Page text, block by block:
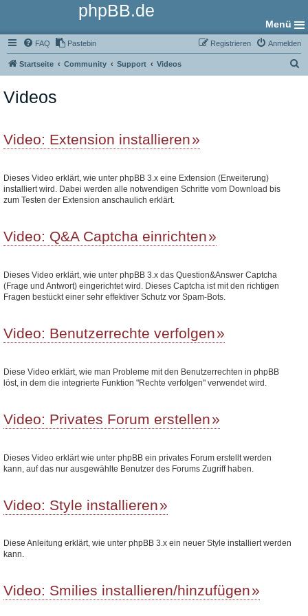
phpBB.de
Menü
FAQ Pastebin Anmelden
Registrieren
Startseite Community Support Videos
Videos
Video: Extension installieren
Dieses Video erklärt, wie unter phpBB 3.x eine Extension (Erweiterung)
installiert wird. Dabei werden alle notwendigen Schritte vom Download bis
zum Testen der Extension anschaulich erklärt.
Video: Q&A Captcha einrichten
Dieses Video erklärt, wie unter phpBB 3.x das Question&Answer Captcha
(Frage und Antwort) eingerichtet wird. Dieses Captcha ist mit den richtigen
Fragen bestückt einer sehr effektiver Schutz vor Spam-Bots.
Video: Benutzerrechte verfolgen
Diese Video erklärt, wie man Probleme mit den Benutzerrechten in phpBB
löst, in dem die integrierte Funktion "Rechte verfolgen" verwendet wird.
Video: Privates Forum erstellen
Dieses Video erklärt wie unter phpBB ein privates Forum erstellt werden
kann, auf das nur ausgewählte Benutzer des Forums Zugriff haben.
Video: Style installieren
Diese Anleitung erklärt, wie unter phpBB 3.x ein neuer Style installiert werden
kann.
Video: Smilies installieren/hinzufügen